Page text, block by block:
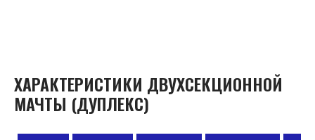
ХАРАКТЕРИСТИКИ ДВУХСЕКЦИОННОЙ
МАЧТЫ (ДУПЛЕКС)